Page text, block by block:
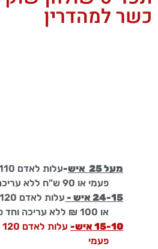
כשר למהדרין
מעל 25 איש -עלות לאדם 110 ש"ח כולל עריכה
פעמי או 90 ש"ח ללא עריכה וללא חד פעמי
24-15 איש -
עלות לאדם 120 ₪ כולל עריכה וחד פעמי
או 100 ₪ ללא עריכה וחד פעמי
15-10 איש-
פעמי